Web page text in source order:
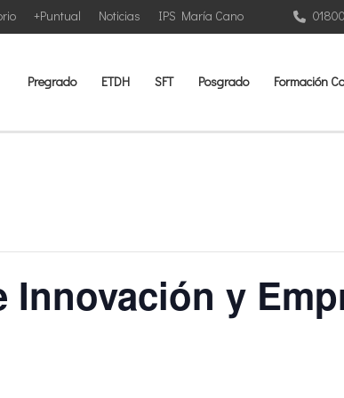
IPS María Cano
Noticias
+Puntual
Pregrado ETDH SFT Posgrado Formación
Innovación y